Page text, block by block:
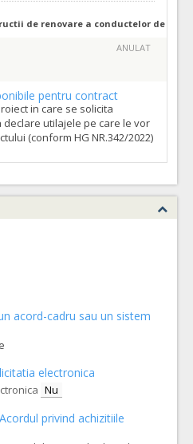
de renovare a conductelor de apa
ANULAT
pentru contract
in care se solicita
utilajele pe care le vor
(conform HG NR.342/2022)
acord-cadru sau un sistem
electronica
Nu
privind achizitiile